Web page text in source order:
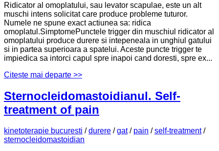
Ridicator al omoplatului, sau levator scapulae, este un alt
muschi intens solicitat care produce probleme tuturor.
Numele ne spune exact actiunea sa: ridica
omoplatul.SimptomePunctele trigger din muschiul ridicator al
omoplatului produce durere si intepeneala in unghiul gatului
si in partea superioara a spatelui. Aceste puncte trigger te
impiedica sa intorci capul spre inapoi cand doresti, spre ex...
Citește mai departe >>
Sternocleidomastoidianul. Self-
treatment of pain
kinetoterapie bucuresti /durere /gat/ pain /self-treatment/
sternocleidomastoidian